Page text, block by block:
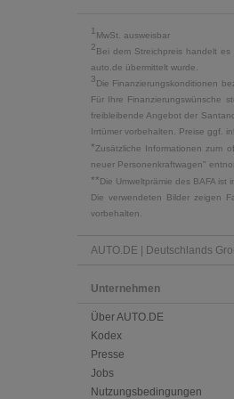
1 MwSt. ausweisbar
2Bei dem Streichpreis handelt
auto.de übermittelt wurde.
3Die Finanzierungskonditionen
Für Ihre Finanzierungswünsche
freibleibende Angebot der
Irrtümer vorbehalten. Preise ggf.
*Zusätzliche Informationen zum
neuer Personenkraftwagen"
**Die Umweltprämie des BAFA
Die verwendeten Bilder zeigen
vorbehalten.
AUTO.DE | Deutschlands
Unternehmen
Über AUTO.DE
Kodex
Presse
Jobs
Nutzungsbedingungen